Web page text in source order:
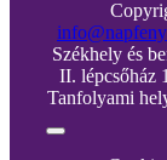
Székhely és
II. lépcsőház
Tanfolyami
Toggle